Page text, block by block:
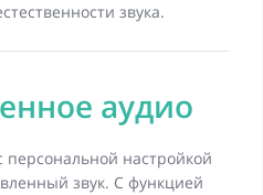
звука.
аудио
персональной настройкой
звук. С функцией